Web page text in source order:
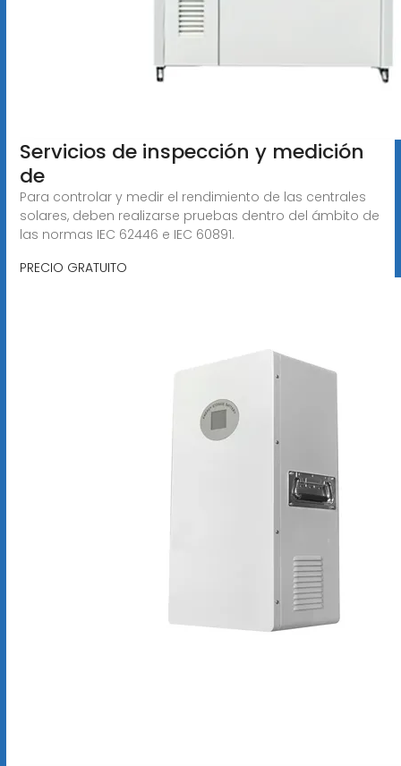
Servicios de inspección y medición
de
Para controlar y medir el rendimiento de las centrales
solares, deben realizarse pruebas dentro del ámbito de
las normas IEC 62446 e IEC 60891.
PRECIO GRATUITO